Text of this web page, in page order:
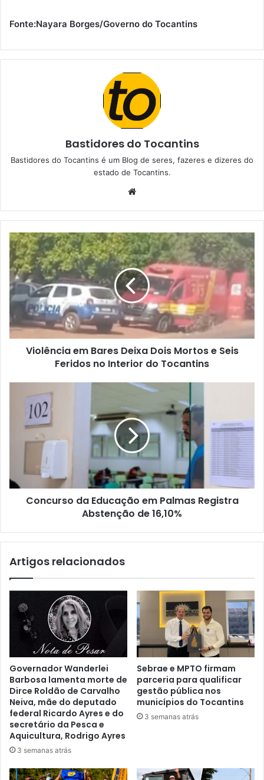
Fonte:Nayara Borges/Governo do Tocantins
Bastidores do Tocantins
Bastidores do Tocantins é um Blog de seres, fazeres e dizeres do
estado de Tocantins.
b
s
i
t
e
Violência em Bares Deixa Dois Mortos e Seis
Feridos no Interior do Tocantins
Concurso da Educação em Palmas Registra
Abstenção de 16,10%
Artigos relacionados
Governador Wanderlei
Barbosa lamenta morte de
Dirce Roldão de Carvalho
Neiva, mãe do deputado
federal Ricardo Ayres e do
secretário da Pesca e
Aquicultura, Rodrigo Ayres
3 semanas atrás
Sebrae e MPTO firmam
parceria para qualificar
gestão pública nos
municípios do Tocantins
3 semanas atrás